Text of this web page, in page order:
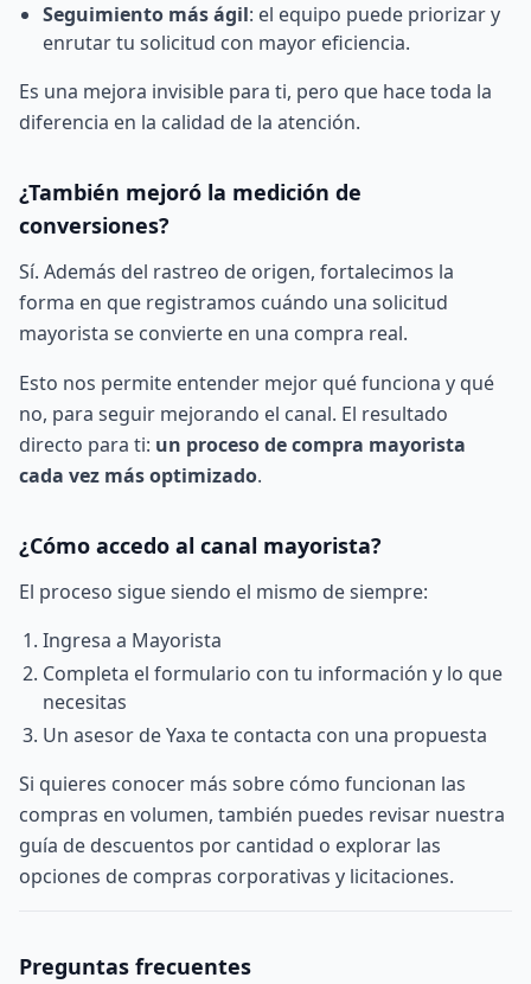
Seguimiento más ágil: el equipo puede priorizar y
enrutar tu solicitud con mayor eficiencia.
Es una mejora invisible para ti, pero que hace toda la
diferencia en la calidad de la atención.
¿También mejoró la medición de
conversiones?
Sí. Además del rastreo de origen, fortalecimos la
forma en que registramos cuándo una solicitud
mayorista se convierte en una compra real.
Esto nos permite entender mejor qué funciona y qué
no, para seguir mejorando el canal. El resultado
directo para ti: un proceso de compra mayorista
cada vez más optimizado.
¿Cómo accedo al canal mayorista?
El proceso sigue siendo el mismo de siempre:
Ingresa a Mayorista
Completa el formulario con tu información y lo que
necesitas
Un asesor de Yaxa te contacta con una propuesta
Si quieres conocer más sobre cómo funcionan las
compras en volumen, también puedes revisar nuestra
guía de descuentos por cantidad o explorar las
opciones de compras corporativas y licitaciones.
Preguntas frecuentes